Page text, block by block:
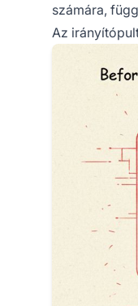
számára,
Az